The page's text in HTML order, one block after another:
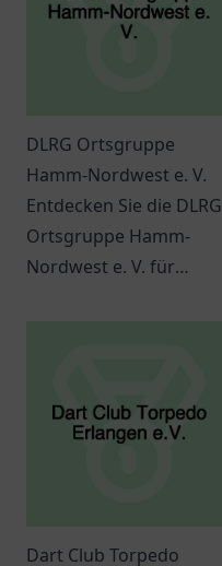
DLRG Ortsgruppe
Hamm-Nordwest e. V.
Entdecken Sie die DLRG
Ortsgruppe Hamm-
Nordwest e. V. für
Kursen und
Veranstaltungen.
Dart Club Torpedo